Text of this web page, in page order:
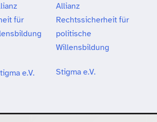
Allianz
Rechtssicherheit für
politische
Willensbildung
Stigma e.V.